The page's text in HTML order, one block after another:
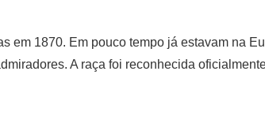
em 1870. Em pouco tempo já estavam na
A raça foi reconhecida